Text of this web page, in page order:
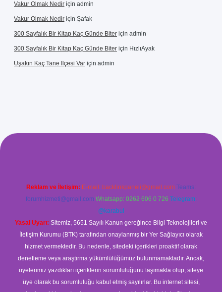
Vakur Olmak Nedir için admin
Vakur Olmak Nedir için Şafak
300 Sayfalık Bir Kitap Kaç Günde Biter için admin
300 Sayfalık Bir Kitap Kaç Günde Biter için HızlıAyak
Uşakın Kaç Tane Ilçesi Var için admin
Reklam ve İletişim: E-mail: backlinkpaneli@gmail.com Teams:
forumhizmeti@gmail.com Whatsapp: 0262 606 0 726 Telegram:
@karabul
Yasal Uyarı: Sitemiz, 5651 Sayılı Kanun gereğince Bilgi Teknolojileri ve
İletişim Kurumu (BTK) tarafından onaylanmış bir Yer Sağlayıcı olarak
hizmet vermektedir. Bu nedenle, sitedeki içerikleri proaktif olarak
denetleme veya araştırma yükümlülüğümüz bulunmamaktadır. Ancak,
üyelerimiz yazdıkları içeriklerin sorumluluğunu taşımakta olup, siteye
üye olarak bu sorumluluğu kabul etmiş sayılırlar. Bu internet sitesi,